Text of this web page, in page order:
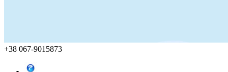
+38 067-9015873